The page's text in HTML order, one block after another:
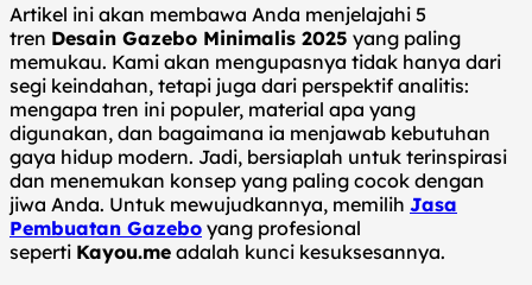
Artikel ini akan membawa Anda menjelajahi 5
tren Desain Gazebo Minimalis 2025 yang paling
memukau. Kami akan mengupasnya tidak hanya dari
segi keindahan, tetapi juga dari perspektif analitis:
mengapa tren ini populer, material apa yang
digunakan, dan bagaimana ia menjawab kebutuhan
gaya hidup modern. Jadi, bersiaplah untuk terinspirasi
dan menemukan konsep yang paling cocok dengan
jiwa Anda. Untuk mewujudkannya, memilih Jasa
Pembuatan Gazebo yang profesional
seperti Kayou.me adalah kunci kesuksesannya.